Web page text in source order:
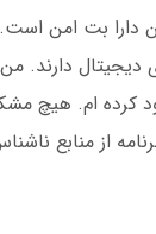
دارا بت امن
دارند. من
کرده ام. هیچ
از منابع